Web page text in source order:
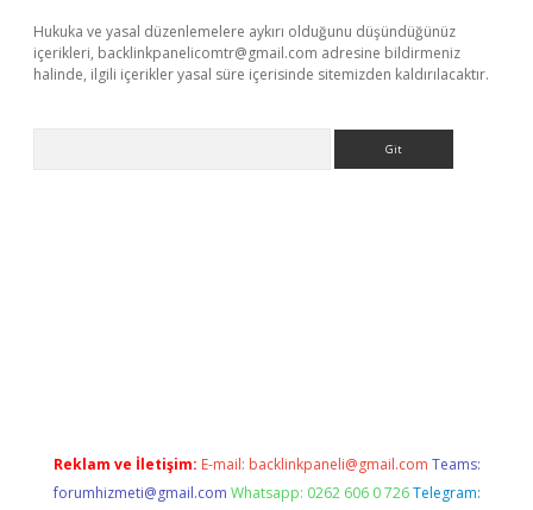
Hukuka ve yasal düzenlemelere aykırı olduğunu düşündüğünüz
içerikleri, backlinkpanelicomtr@gmail.com adresine bildirmeniz
halinde, ilgili içerikler yasal süre içerisinde sitemizden kaldırılacaktır.
Reklam ve İletişim: E-mail: backlinkpaneli@gmail.com Teams:
forumhizmeti@gmail.com Whatsapp: 0262 606 0 726 Telegram: